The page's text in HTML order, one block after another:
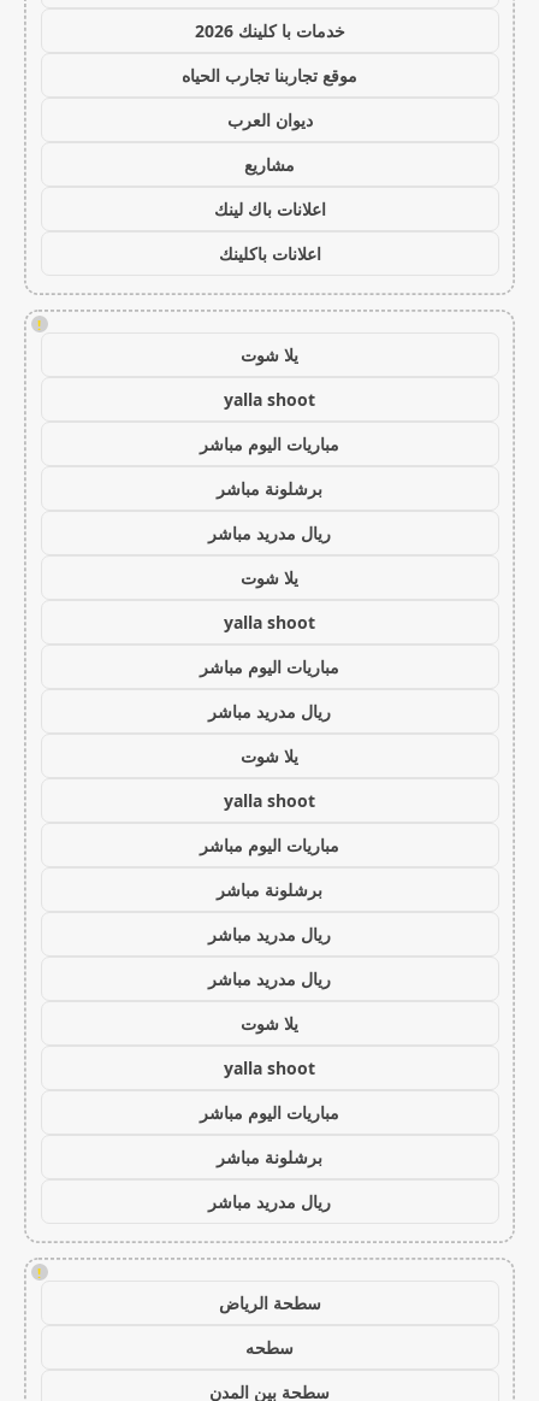
خدمات با كلينك 2026
موقع تجاربنا تجارب الحياه
ديوان العرب
مشاريع
اعلانات باك لينك
اعلانات باكلينك
!
يلا شوت
yalla shoot
مباريات اليوم مباشر
برشلونة مباشر
ريال مدريد مباشر
يلا شوت
yalla shoot
مباريات اليوم مباشر
ريال مدريد مباشر
يلا شوت
yalla shoot
مباريات اليوم مباشر
برشلونة مباشر
ريال مدريد مباشر
ريال مدريد مباشر
يلا شوت
yalla shoot
مباريات اليوم مباشر
برشلونة مباشر
ريال مدريد مباشر
!
سطحة الرياض
سطحه
سطحة بين المدن